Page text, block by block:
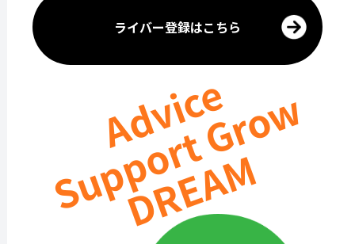
ライバー登録はこちら
Advice
Support Grow
DREAM